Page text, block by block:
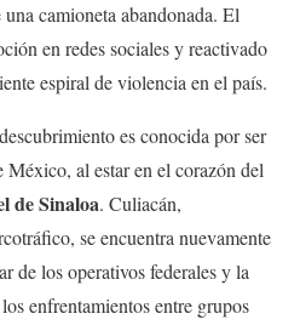
camioneta abandonada. El
en redes sociales y reactivado
espiral de violencia en el país.
es conocida por ser
al estar en el corazón del
de Sinaloa. Culiacán,
se encuentra nuevamente
de los operativos federales y la
enfrentamientos entre grupos